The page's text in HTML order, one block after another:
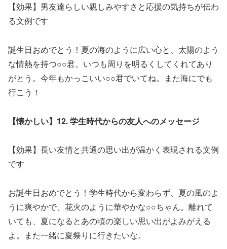
【効果】男友達らしい親しみやすさと応援の気持ちが伝わ
る文例です
誕生日おめでとう！夏の海のように広い心と、太陽のよう
な情熱を持つ○○君。いつも周りを明るくしてくれてあり
がとう。今年もかっこいい○○君でいてね。また海にでも
行こう！
【懐かしい】12. 学生時代からの友人へのメッセージ
【効果】長い友情と共通の思い出が温かく表現される文例
です
お誕生日おめでとう！学生時代から変わらず、夏の風のよ
うに爽やかで、花火のように華やかな○○ちゃん。離れて
いても、夏になるとあの頃の楽しい思い出がよみがえる
よ。また一緒に夏祭りに行きたいな。